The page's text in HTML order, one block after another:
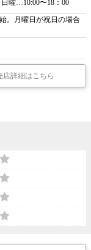
曜…10:00〜18：00
。月曜日が祝日の場合
店詳細はこちら